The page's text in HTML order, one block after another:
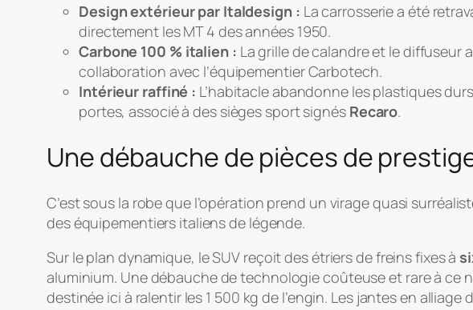
Design extérieur par Italdesign : La carrosserie a été
directement les MT 4 des années 1950.
Carbone 100 % italien : La grille de calandre et le diffuseur
collaboration avec l’équipementierCarbotech.
Intérieur raffiné : L’habitacle abandonne les plastiques
portes, associé à des sièges sport signés Recaro.
Une débauche de pièces de
C’est sous la robe que l’opération prend un virage quasi
des équipementiers italiens de légende.
Sur le plan dynamique, le SUV reçoit des étriers de freins fixes à
aluminium. Une débauche de technologie coûteuse et rare à ce
destinée ici à ralentir les 1 500 kg de l’engin. Les jantes en